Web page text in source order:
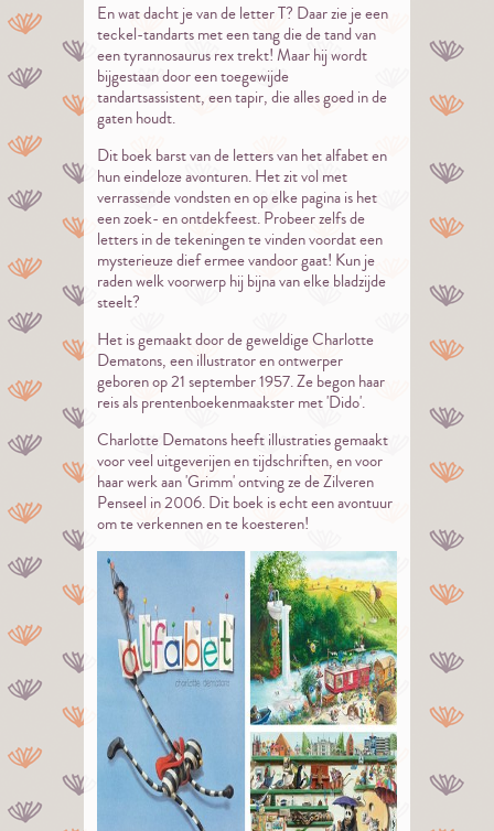
En wat dacht je van de letter T? Daar zie je een
teckel-tandarts met een tang die de tand van
een tyrannosaurus rex trekt! Maar hij wordt
bijgestaan door een toegewijde
tandartsassistent, een tapir, die alles goed in de
gaten houdt.
Dit boek barst van de letters van het alfabet en
hun eindeloze avonturen. Het zit vol met
verrassende vondsten en op elke pagina is het
een zoek- en ontdekfeest. Probeer zelfs de
letters in de tekeningen te vinden voordat een
mysterieuze dief ermee vandoor gaat! Kun je
raden welk voorwerp hij bijna van elke bladzijde
steelt?
Het is gemaakt door de geweldige Charlotte
Dematons, een illustrator en ontwerper
geboren op 21 september 1957. Ze begon haar
reis als prentenboekenmaakster met 'Dido'.
Charlotte Dematons heeft illustraties gemaakt
voor veel uitgeverijen en tijdschriften, en voor
haar werk aan 'Grimm' ontving ze de Zilveren
Penseel in 2006. Dit boek is echt een avontuur
om te verkennen en te koesteren!